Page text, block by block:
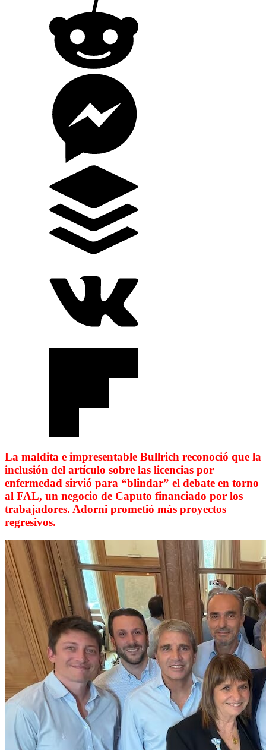
La maldita e impresentable Bullrich reconoció que la
inclusión del artículo sobre las licencias por
enfermedad sirvió para “blindar” el debate en torno
al FAL, un negocio de Caputo financiado por los
trabajadores. Adorni prometió más proyectos
regresivos.